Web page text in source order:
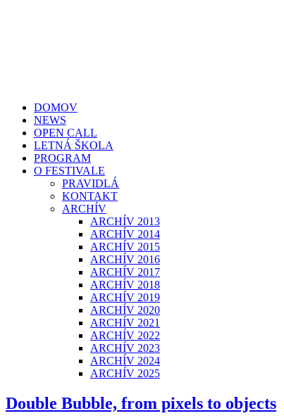
DOMOV
NEWS
OPEN CALL
LETNÁ ŠKOLA
PROGRAM
O FESTIVALE
PRAVIDLÁ
KONTAKT
ARCHÍV
ARCHÍV 2013
ARCHÍV 2014
ARCHÍV 2015
ARCHÍV 2016
ARCHÍV 2017
ARCHÍV 2018
ARCHÍV 2019
ARCHÍV 2020
ARCHÍV 2021
ARCHÍV 2022
ARCHÍV 2023
ARCHÍV 2024
ARCHÍV 2025
Double Bubble, from pixels to objects